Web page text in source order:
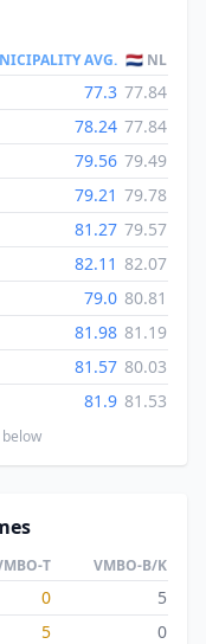
AVG. 🇳🇱 NL
77.3 77.84
78.24 77.84
79.56 79.49
79.21 79.78
81.27 79.57
82.11 82.07
79.0 80.81
81.98 81.19
81.57 80.03
81.9 81.53
T VMBO-B/K
0
5
5
0